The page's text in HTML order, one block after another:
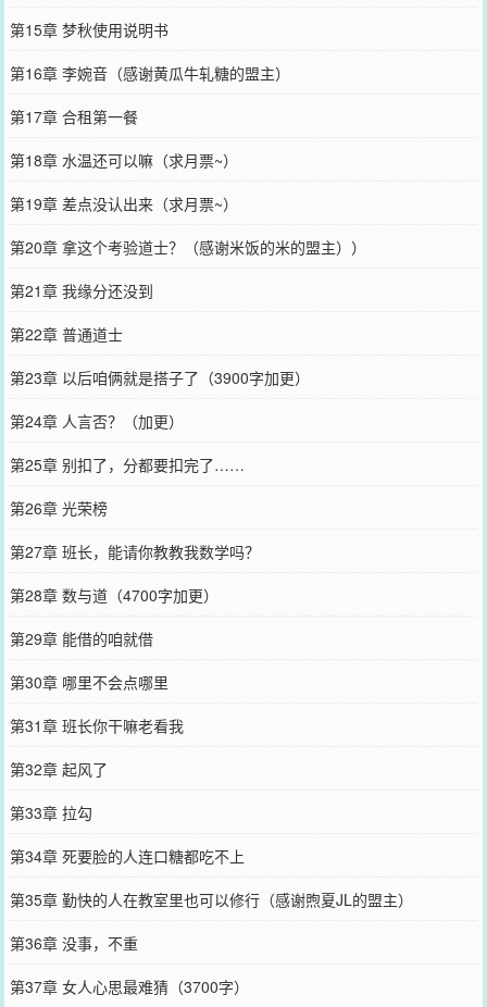
第15章 梦秋使用说明书
第16章 李婉音（感谢黄瓜牛轧糖的盟主）
第17章 合租第一餐
第18章 水温还可以嘛（求月票~）
第19章 差点没认出来（求月票~）
第20章 拿这个考验道士？（感谢米饭的米的盟主））
第21章 我缘分还没到
第22章 普通道士
第23章 以后咱俩就是搭子了（3900字加更）
第24章 人言否？（加更）
第25章 别扣了，分都要扣完了……
第26章 光荣榜
第27章 班长，能请你教教我数学吗？
第28章 数与道（4700字加更）
第29章 能借的咱就借
第30章 哪里不会点哪里
第31章 班长你干嘛老看我
第32章 起风了
第33章 拉勾
第34章 死要脸的人连口糖都吃不上
第35章 勤快的人在教室里也可以修行（感谢煦夏JL的盟主）
第36章 没事，不重
第37章 女人心思最难猜（3700字）